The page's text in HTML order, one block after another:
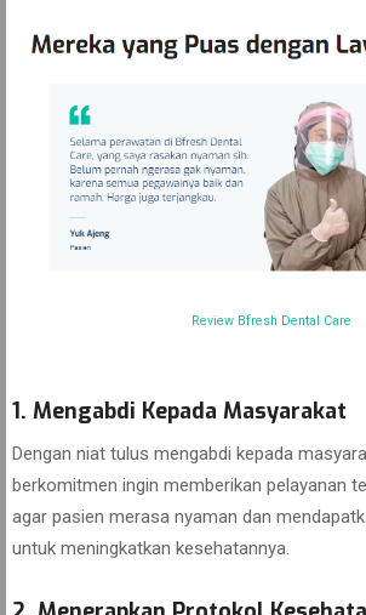
Review Bfresh Dental Care
1. Mengabdi Kepada Masyarakat
Dengan niat tulus mengabdi kepada
berkomitmen ingin memberikan pelayanan
agar pasien merasa nyaman dan
untuk meningkatkan kesehatannya.